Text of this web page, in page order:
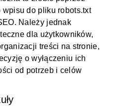
do pliku robots.txt
Należy jednak
dla użytkowników,
treści na stronie,
o wyłączeniu ich
od potrzeb i celów